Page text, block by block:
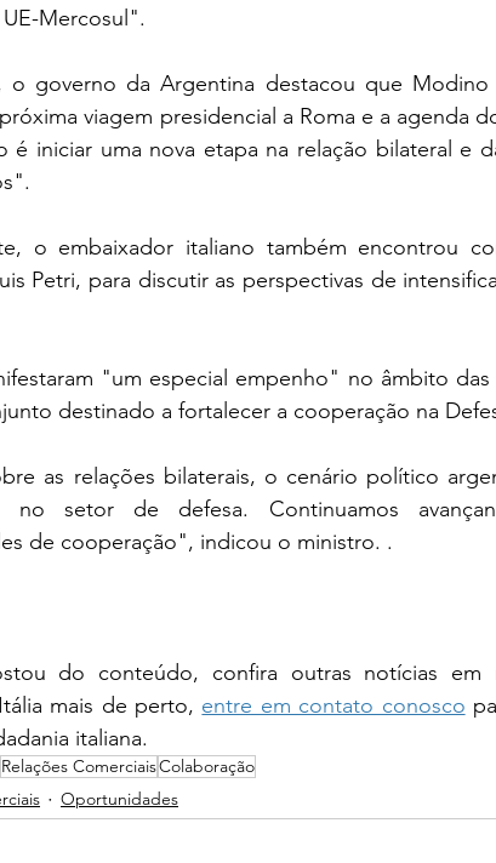
Mercosul".
o governo da Argentina destacou que
viagem presidencial a Roma e a agenda
é iniciar uma nova etapa na relação bilateral e
o embaixador italiano também encontrou
Petri, para discutir as perspectivas de
"um especial empenho" no âmbito
destinado a fortalecer a cooperação na
as relações bilaterais, o cenário político
no setor de defesa. Continuamos
de cooperação", indicou o ministro. .
do conteúdo, confira outras notícias em
mais de perto, entre em contato conosco
italiana.
Relações ComerciaisColaboração
Oportunidades